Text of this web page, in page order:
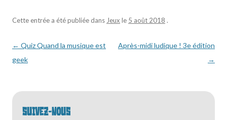
Cette entrée a été publiée dans Jeux le 5 août 2018 .
Navigation
des
← Quiz Quand la musique est
geek
Après-midi ludique ! 3e édition
→
SUIVEZ-NOUS